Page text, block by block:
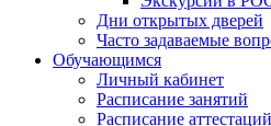
Дни открытых дверей
Часто задаваемые
Обучающимся
Личный кабинет
Расписание занятий
Расписание аттестаций